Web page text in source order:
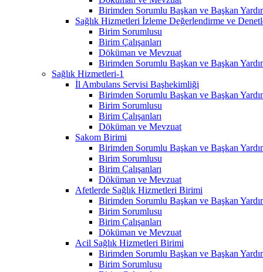
Birimden Sorumlu Başkan ve Başkan
Sağlık Hizmetleri İzleme Değerlendirme ve
Birim Sorumlusu
Birim Çalışanları
Döküman ve Mevzuat
Birimden Sorumlu Başkan ve Başkan
Sağlık Hizmetleri-1
İl Ambulans Servisi Başhekimliği
Birimden Sorumlu Başkan ve Başkan
Birim Sorumlusu
Birim Çalışanları
Döküman ve Mevzuat
Sakom Birimi
Birimden Sorumlu Başkan ve Başkan
Birim Sorumlusu
Birim Çalışanları
Döküman ve Mevzuat
Afetlerde Sağlık Hizmetleri Birimi
Birimden Sorumlu Başkan ve Başkan
Birim Sorumlusu
Birim Çalışanları
Döküman ve Mevzuat
Acil Sağlık Hizmetleri Birimi
Birimden Sorumlu Başkan ve Başkan
Birim Sorumlusu